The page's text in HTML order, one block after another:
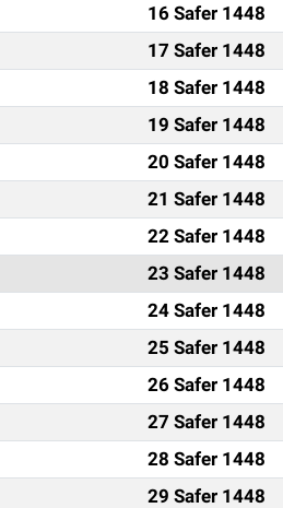
16 Safer 1448
17 Safer 1448
18 Safer 1448
19 Safer 1448
20 Safer 1448
21 Safer 1448
22 Safer 1448
23 Safer 1448
24 Safer 1448
25 Safer 1448
26 Safer 1448
27 Safer 1448
28 Safer 1448
29 Safer 1448